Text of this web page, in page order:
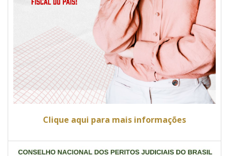
Clique aqui para mais informações